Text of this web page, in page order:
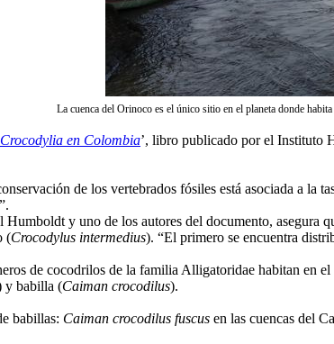
La cuenca del Orinoco es el único sitio en el planeta donde
en Colombia’, libro publicado por el Instituto
de los vertebrados fósiles está asociada a
y uno de los autores del documento, asegura
(Crocodylus intermedius). “El primero se encuentra
de cocodrilos de la familia Alligatoridae habitan en
y babilla (Caiman crocodilus).
babillas: Caiman crocodilus fuscus en las cuencas del